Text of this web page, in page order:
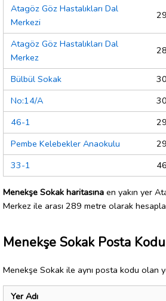
Atagöz Göz Hastalıkları Dal
Merkezi
Atagöz Göz Hastalıkları Dal
Merkez
Bülbül Sokak
No:14/A
46-1
Pembe Kelebekler Anaokulu
33-1
Menekşe Sokak haritasına en yakın yer
Merkez ile arası 289 metre olarak
Menekşe Sokak Posta
Menekşe Sokak ile aynı posta kodu olan
Yer Adı